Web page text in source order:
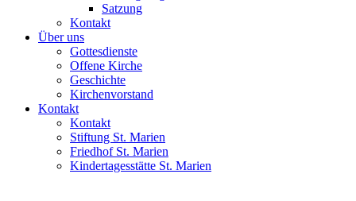
Satzung
Kontakt
Über uns
Gottesdienste
Offene Kirche
Geschichte
Kirchenvorstand
Kontakt
Kontakt
Stiftung St. Marien
Friedhof St. Marien
Kindertagesstätte St. Marien